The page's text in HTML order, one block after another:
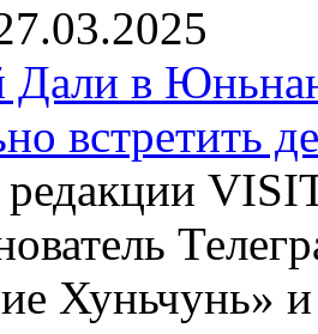
Дали в
встретить
редакции
Хуньчунь»